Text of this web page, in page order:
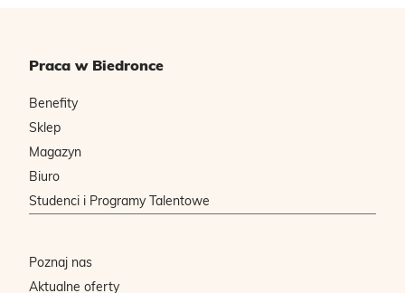
Praca w Biedronce
Benefity
Sklep
Magazyn
Biuro
Studenci i Programy Talentowe
Poznaj nas
Aktualne oferty